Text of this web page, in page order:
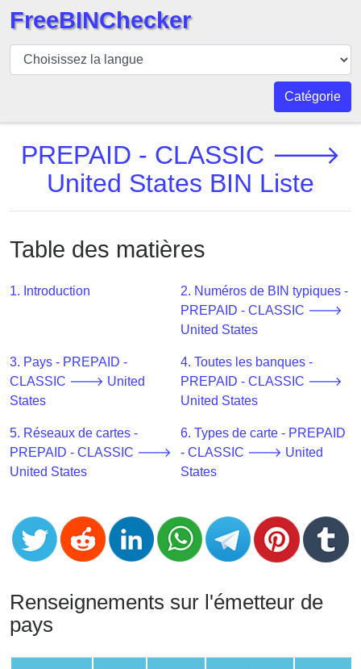
BIN
Vérificateur
Numéro
BIN
API
BIN
Generator
BIN
Checker
CC
Generator
from
Banks
Credit
Credit
Card
Random
Credit
Card
Generator
FreeBINChecker
Catégorie
PREPAID - CLASSIC 🡒
United States BIN Liste
Table des matières
1. Introduction
2. Numéros de BIN typiques -
PREPAID - CLASSIC 🡒
United States
3. Pays - PREPAID -
CLASSIC 🡒 United
States
4. Toutes les banques -
PREPAID - CLASSIC 🡒
United States
5. Réseaux de cartes -
PREPAID - CLASSIC 🡒
United States
6. Types de carte - PREPAID
- CLASSIC 🡒 United
States
Renseignements sur l'émetteur de
pays